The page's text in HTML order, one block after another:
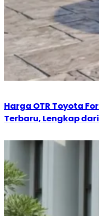
Harga OTR Toyota
Terbaru, Lengkap